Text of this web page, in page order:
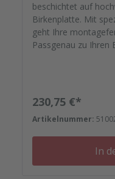
beschichtet auf
Birkenplatte. Mit speziellem Schutzlack versiegelt
geht Ihre
Passgenau zu Ihren
Kunststoffeinsätzen
Regulärer Preis:
230,75 €*
Artikelnummer:
In